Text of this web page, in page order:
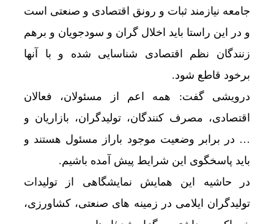
جامعه نیازمند ثبات و رونق اقتصادی و صنعتی است
و در این راستا باید اخلال گران و سودجویان و برهم
زنندگان نظم اقتصادی شناسایی شده و با آنها
برخود قاطع شود.
درویشی گفت: همه اعم از مسئولان، فعالان
اقتصادی، مصرف کنندگان، تولیدگران، بازاریان و
… در برابر وضعیت موجود باراز مسئول هستند و
باید پاسخگوی این شرایط پیش آمده باشیم.
در حاشیه این همایش نمایشگاهی از تولیدات
تولیدگران ایلامی در زمینه های صنعتی، کشاورزی،